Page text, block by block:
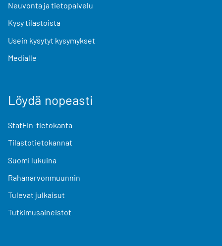
Neuvonta ja tietopalvelu
Kysy tilastoista
Usein kysytyt kysymykset
Medialle
Löydä nopeasti
StatFin-tietokanta
Tilastotietokannat
Suomi lukuina
Rahanarvonmuunnin
Tulevat julkaisut
Tutkimusaineistot